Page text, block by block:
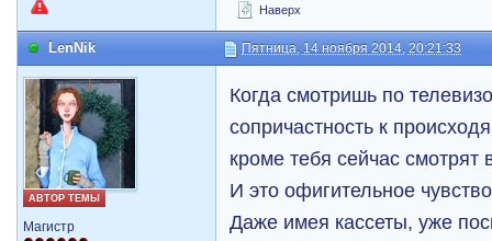
Наверх
LenNik Пятница, 14 ноября 2014, 20:21:33
АВТОР ТЕМЫ
Магистр
Когда смотришь по
сопричастность к
кроме тебя сейчас смотрят
И это офигительное
Даже имея кассеты, уже